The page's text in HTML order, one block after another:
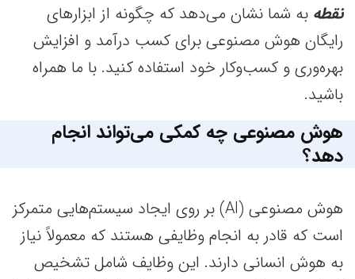
نقطه به شما نشان می‌دهد که چگونه از ابزارهای
رایگان هوش مصنوعی برای کسب درآمد و افزایش
بهره‌وری و کسب‌وکار خود استفاده کنید. با ما همراه
باشید.
هوش مصنوعی چه کمکی می‌تواند انجام
دهد؟
هوش مصنوعی (AI) بر روی ایجاد سیستم‌هایی متمرکز
است که قادر به انجام وظایفی هستند که معمولاً نیاز
به هوش انسانی دارند. این وظایف شامل تشخیص